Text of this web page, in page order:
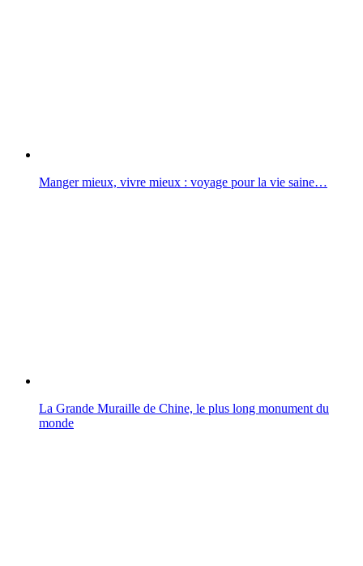
Manger mieux, vivre mieux : voyage pour la vie saine…
La Grande Muraille de Chine, le plus long monument du
monde